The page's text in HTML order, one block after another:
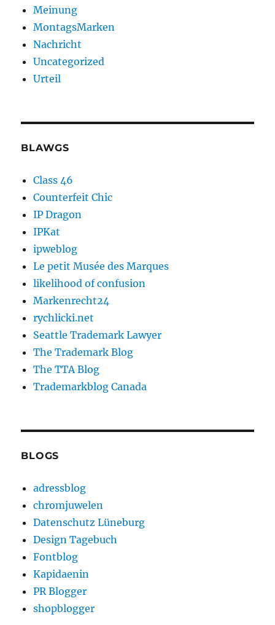
Meinung
MontagsMarken
Nachricht
Uncategorized
Urteil
BLAWGS
Class 46
Counterfeit Chic
IP Dragon
IPKat
ipweblog
Le petit Musée des Marques
likelihood of confusion
Markenrecht24
rychlicki.net
Seattle Trademark Lawyer
The Trademark Blog
The TTA Blog
Trademarkblog Canada
BLOGS
adressblog
chromjuwelen
Datenschutz Lüneburg
Design Tagebuch
Fontblog
Kapidaenin
PR Blogger
shopblogger